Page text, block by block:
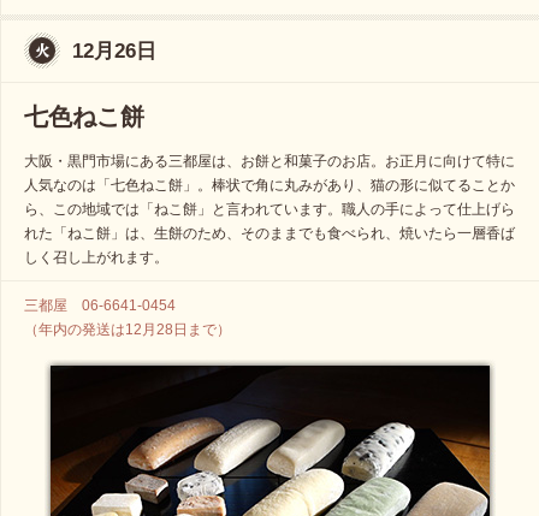
12月26日
七色ねこ餅
大阪・黒門市場にある三都屋は、お餅と和菓子のお店。お正月に向けて特に
人気なのは「七色ねこ餅」。棒状で角に丸みがあり、猫の形に似てることか
ら、この地域では「ねこ餅」と言われています。職人の手によって仕上げら
れた「ねこ餅」は、生餅のため、そのままでも食べられ、焼いたら一層香ば
しく召し上がれます。
三都屋 06-6641-0454
（年内の発送は12月28日まで）